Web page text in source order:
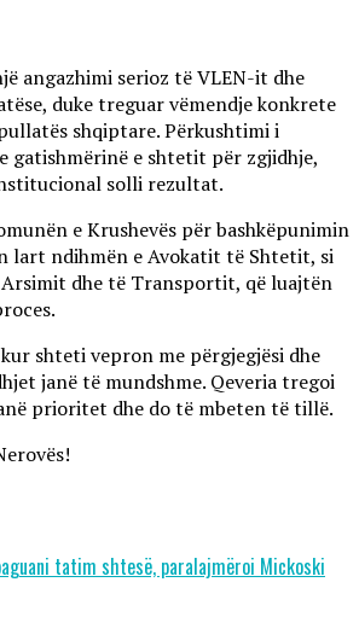
angazhimi serioz të VLEN-it dhe
duke treguar vëmendje konkrete
shqiptare. Përkushtimi i
gatishmërinë e shtetit për zgjidhje,
solli rezultat.
e Krushevës për bashkëpunimin
lart ndihmën e Avokatit të Shtetit, si
dhe të Transportit, që luajtën
shteti vepron me përgjegjësi dhe
janë të mundshme. Qeveria tregoi
prioritet dhe do të mbeten të tillë.
tatim shtesë, paralajmëroi Mickoski